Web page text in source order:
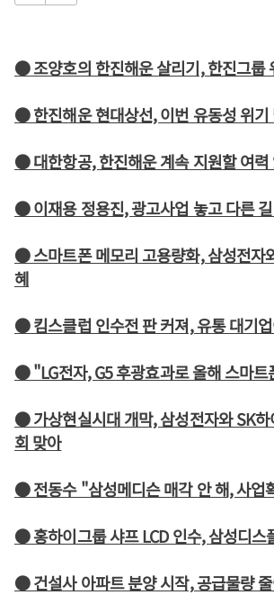
● 조양호의 한진해운 살리기, 한진그룹
● 한진해운 현대상선, 이번 유동성 위기
● 대한항공, 한진해운 계속 지원할 여력
● 이재용 정용진, 광고사업 놓고 다른
● 스마트폰 메모리 고용량화, 삼성전자
혜
● 킴스클럽 인수전 판 커져, 유통 대기
● "LG전자, G5 후광효과로 올해 스마
● 가상현실시대 개막, 삼성전자와 SK하
회 맞아
● 전동수 "삼성메디슨 매각 안 해, 사업
● 홍하이그룹 샤프 LCD 인수, 삼성디스
● 건설사 아파트 분양 시작, 공급물량